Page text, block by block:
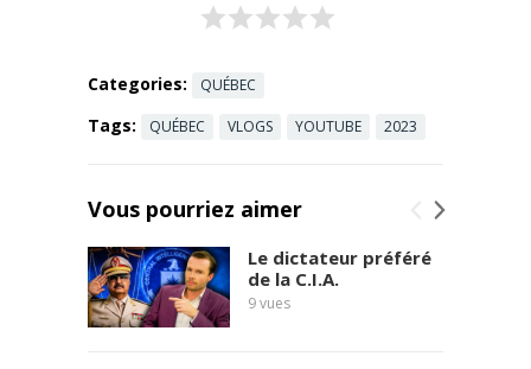
N0BbyPdWY
Tg/join
more
Categories: QUÉBEC
Tags: QUÉBEC VLOGS YOUTUBE 2023
Vous pourriez aimer
Le dictateur préféré
de la C.I.A.
9vues